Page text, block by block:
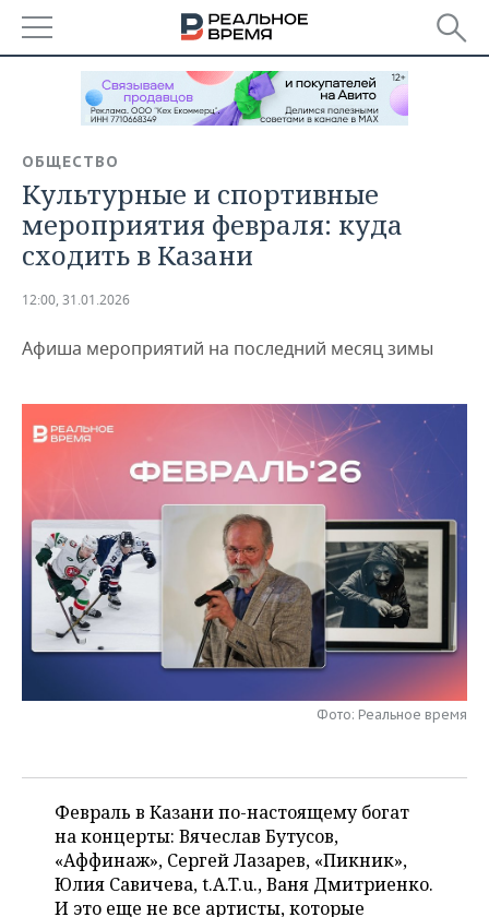
РЕГИОНЫ
БАШКОРТОСТАН
УДМУРТИЯ
НОВОСТИ
НОВОСТИ АНАЛИТИКИ
КОМУ ПРИНАДЛЕЖАТ
ТОРГОВЫЕ ЦЕНТРЫ
ТАТАРСТАНА
ЭКОНОМИКА
БЮДЖЕТ
ИНВЕСТИЦИИ
ПРОМЫШЛЕННОСТИ
МАШИНОСТРОЕНИЕ
НЕФТЬ
ОПК
ЭНЕРГЕТИКА
НОВОСТИ АВТО
БИЗНЕС
НОВОСТИ БИЗНЕСА
РОЗНИЧНАЯ ТОРГОВЛЯ
ТРАНСПОРТ
УСЛУГИ
ТЕХНОЛОГИИ
НОВОСТИ ТЕХНОЛОГИЙ
IT
МЕДИА
МЕРОПРИЯТИЯ
НОВОСТИ МЕРОПРИЯТИЙ
ВЫЕЗДНАЯ РЕДАКЦИЯ
ОТКРЫТАЯ ЛЕКЦИЯ
СПОРТ
НОВОСТИ СПОРТА
БАСКЕТБОЛ
ВОЛЕЙБОЛ
КИБЕРСПОРТ
ОБЩЕСТВО
ИНФРАСТРУКТУРА
ИСТОРИЯ
КУЛЬТУРА
СПРАВОЧНИК
СПИСОК ПЕРСОН
СПИСОК КОМПАНИЙ
ПОЛНАЯ ВЕРСИЯ
ОБЩЕСТВО
Культурные и спортивные
мероприятия февраля: куда
сходить в Казани
12:00, 31.01.2026
Афиша мероприятий на последний месяц зимы
Фото: Реальное время
Февраль в Казани по-настоящему богат
на концерты: Вячеслав Бутусов,
«Аффинаж», Сергей Лазарев, «Пикник»,
Юлия Савичева, t.A.T.u., Ваня Дмитриенко.
И это еще не все артисты, которые